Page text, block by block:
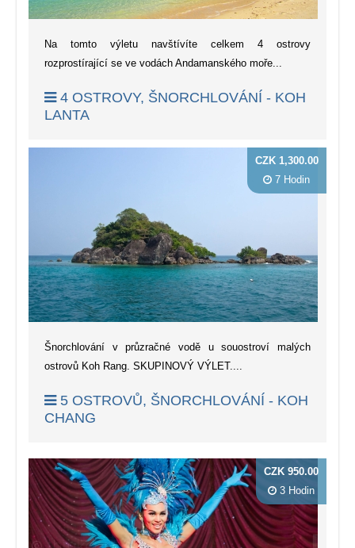
Na tomto výletu navštívíte celkem 4 ostrovy
rozprostírající se ve vodách Andamanského moře...
4 OSTROVY, ŠNORCHLOVÁNÍ - KOH
LANTA
Šnorchlování v průzračné vodě u souostroví malých
ostrovů Koh Rang. SKUPINOVÝ VÝLET....
5 OSTROVŮ, ŠNORCHLOVÁNÍ - KOH
CHANG
CZK 1,300.00
7 Hodin
CZK 950.00
3 Hodin